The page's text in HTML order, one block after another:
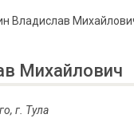
Владислав
Михайлович
г. Тула